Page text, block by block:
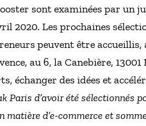
sont examinées par un
2020. Les prochaines
peuvent être accueillis,
au 6, la Canebière,
échanger des idées et
d’avoir été sélectionnés
d’e-commerce et